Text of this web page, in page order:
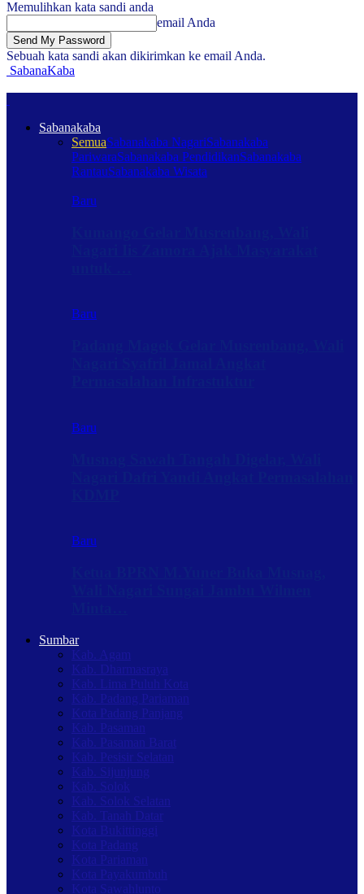
Memulihkan kata sandi anda
email Anda
Sebuah kata sandi akan dikirimkan ke email Anda.
SabanaKaba
Sabanakaba
SemuaSabanakaba NagariSabanakaba
PariwaraSabanakaba PendidikanSabanakaba
RantauSabanakaba Wisata
Baru
Baru
Baru
Baru
Sumbar
Kab. Agam
Kab. Dharmasraya
Kab. Lima Puluh Kota
Kab. Padang Pariaman
Kota Padang Panjang
Kab. Pasaman
Kab. Pasaman Barat
Kab. Pesisir Selatan
Kab. Sijunjung
Kab. Solok
Kab. Solok Selatan
Kab. Tanah Datar
Kota Bukittinggi
Kota Padang
Kota Pariaman
Kota Payakumbuh
Kota Sawahlunto